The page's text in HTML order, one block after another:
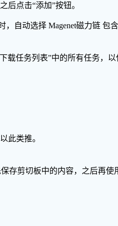
后点击“添加”按钮。
自动选择 Magenet磁力链 包
载任务列表”中的所有任务，
此类推。
存剪切板中的内容，之后再使